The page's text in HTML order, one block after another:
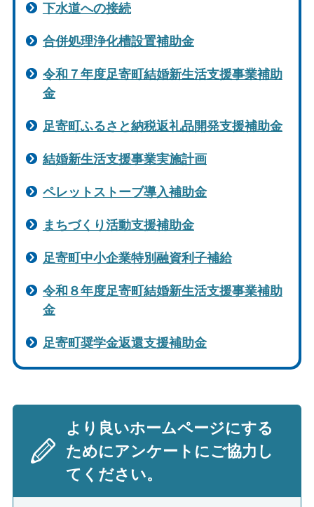
下水道への接続
合併処理浄化槽設置補助金
令和７年度足寄町結婚新生活支援事業補助
金
足寄町ふるさと納税返礼品開発支援補助金
結婚新生活支援事業実施計画
ペレットストーブ導入補助金
まちづくり活動支援補助金
足寄町中小企業特別融資利子補給
令和８年度足寄町結婚新生活支援事業補助
金
足寄町奨学金返還支援補助金
より良いホームページにする
ためにアンケートにご協力し
てください。